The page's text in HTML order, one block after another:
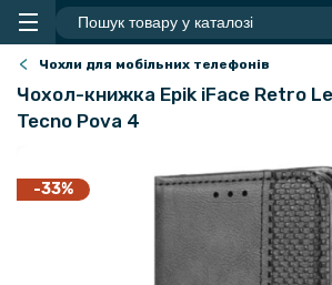
Чохли для мобільних телефонів
Чохол-книжка Epik iFace Retro
Tecno Pova 4
-33%